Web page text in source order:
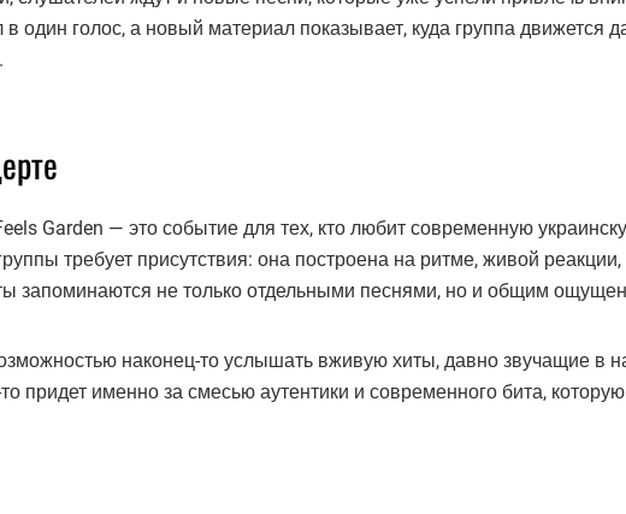
один голос, а новый материал показывает, куда группа движется
Garden — это событие для тех, кто любит современную
требует присутствия: она построена на ритме, живой
запоминаются не только отдельными песнями, но и общим
наконец-то услышать вживую хиты, давно звучащие в
придет именно за смесью аутентики и современного бита,